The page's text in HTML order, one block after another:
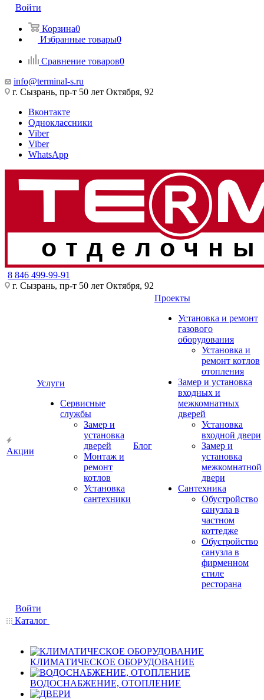
Войти
Корзина0
Избранные товары0
Сравнение товаров0
info@terminal-s.ru
г. Сызрань, пр-т 50 лет Октября, 92
Вконтакте
Одноклассники
Viber
Viber
WhatsApp
8 846 499-99-91
г. Сызрань, пр-т 50 лет Октября, 92
Акции
Услуги
Сервисные
службы
Замер и
установка
дверей
Монтаж и
ремонт
котлов
Установка
сантехники
Блог
Проекты
Установка и ремонт
газового
оборудования
Установка и
ремонт котлов
отопления
Замер и установка
входных и
межкомнатных
дверей
Установка
входной двери
Замер и
установка
межкомнатной
двери
Сантехника
Обустройство
санузла в
частном
коттедже
Обустройство
санузла в
фирменном
стиле
ресторана
Войти
Каталог
КЛИМАТИЧЕСКОЕ ОБОРУДОВАНИЕ
ВОДОСНАБЖЕНИЕ, ОТОПЛЕНИЕ